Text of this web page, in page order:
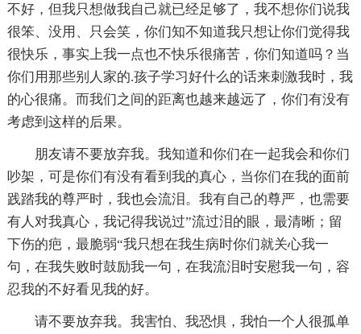
不好，但我只想做我自己就已经足够了，我不想你们说我
很笨、没用、只会笑，你们知不知道我只想让你们觉得我
很快乐，事实上我一点也不快乐很痛苦，你们知道吗？当
你们用那些别人家的.孩子学习好什么的话来刺激我时，我
的心很痛。而我们之间的距离也越来越远了，你们有没有
考虑到这样的后果。
朋友请不要放弃我。我知道和你们在一起我会和你们
吵架，可是你们有没有看到我的真心，当你们在我的面前
践踏我的尊严时，我也会流泪。我有自己的尊严，也需要
有人对我真心，我记得我说过”流过泪的眼，最清晰；留
下伤的疤，最脆弱“我只想在我生病时你们就关心我一
句，在我失败时鼓励我一句，在我流泪时安慰我一句，容
忍我的不好看见我的好。
请不要放弃我。我害怕、我恐惧，我怕一个人很孤单